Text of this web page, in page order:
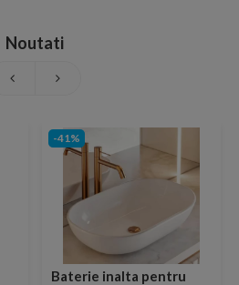
Noutati
-41%
Baterie inalta pentru